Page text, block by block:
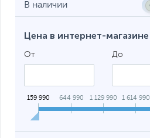
В наличии
Цена в интернет-магазине
От До
159 990 644 990 1 129 990 1 614 990